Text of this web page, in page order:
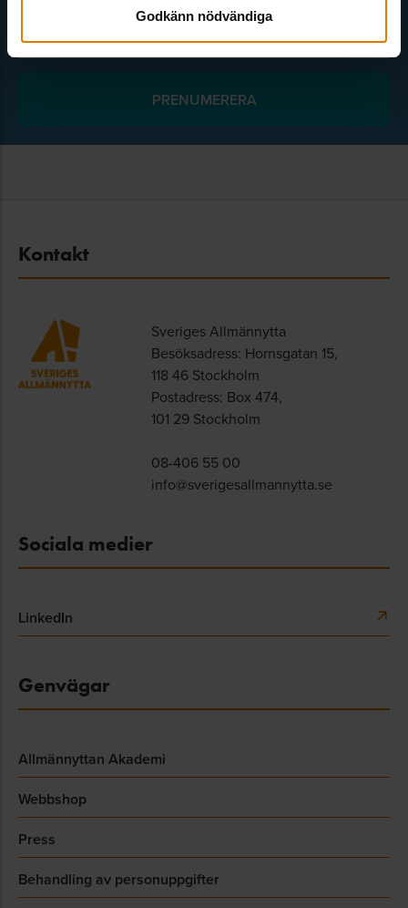
Godkänn nödvändiga
Kontakt
Sveriges Allmännytta
Besöksadress: Hornsgatan 15,
118 46 Stockholm
Postadress: Box 474,
101 29 Stockholm
08-406 55 00
info@sverigesallmannytta.se
Sociala medier
LinkedIn
Genvägar
Allmännyttan Akademi
Webbshop
Press
Behandling av personuppgifter